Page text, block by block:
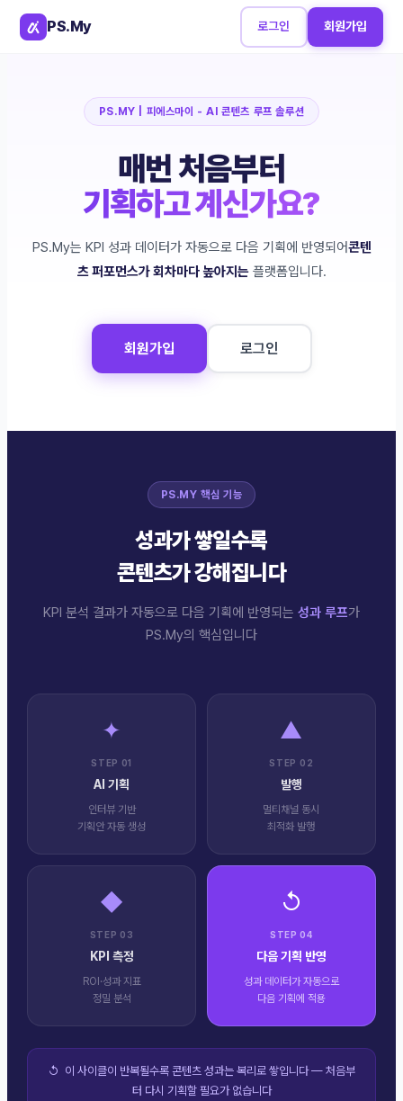
PS.My 로그인 회원가입
PS.MY | 피에스마이 - AI 콘텐츠 루프 솔루션
매번 처음부터
기획하고 계신가요?
PS.My는 KPI 성과 데이터가 자동으로 다음 기획에 반영되어콘텐
츠 퍼포먼스가 회차마다 높아지는플랫폼입니다.
회원가입 로그인
PS.MY 핵심 기능
성과가 쌓일수록
콘텐츠가 강해집니다
KPI 분석 결과가 자동으로 다음 기획에 반영되는 성과 루프가
PS.My의 핵심입니다
✦
STEP 01
AI 기획
인터뷰 기반
기획안 자동 생성
▲
STEP 02
발행
멀티채널 동시
최적화 발행
◆
STEP 03
KPI 측정
ROI·성과 지표
정밀 분석
↺
STEP04
다음 기획 반영
성과 데이터가 자동으로
다음 기획에 적용
↺ 이 사이클이 반복될수록 콘텐츠 성과는 복리로 쌓입니다 — 처음부
터 다시 기획할 필요가 없습니다